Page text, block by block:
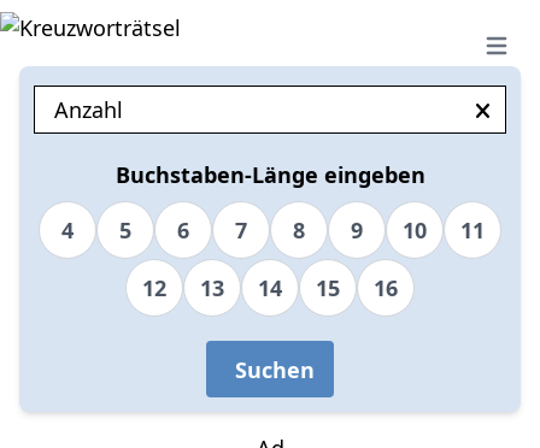
Open
Buchstaben-Länge eingeben
4
5 6 7 8 9 10
11
12
13 14 15 16
Suchen